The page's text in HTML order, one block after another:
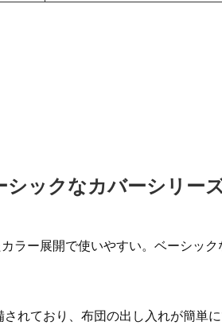
ックなカバーシリー
ラー展開で使いやすい。ベーシッ
れており、布団の出し入れが簡単に